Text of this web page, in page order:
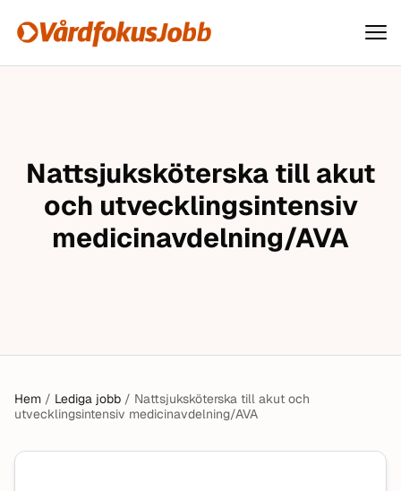
Hoppa till innehåll
Vårdfokusjobb
Nattsjuksköterska till akut
och utvecklingsintensiv
medicinavdelning/AVA
Hem / Lediga jobb / Nattsjuksköterska till akut och
utvecklingsintensiv medicinavdelning/AVA